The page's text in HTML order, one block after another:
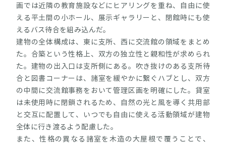
画では近隣の教育施設などにヒアリングを重ね、自由に使
える平土間の小ホール、展示ギャラリーと、閉館時にも使
えるバス待合を組み込んだ。
建物の全体構成は、東に支所、西に交流館の領域をまとめ
た。合築という性格上、双方の独立性と親和性が求められ
た。建物の出入口は支所側にある。吹き抜けのある支所待
合と図書コーナーは、諸室を緩やかに繋ぐハブとし、双方
の中間に交流館事務をおいて管理区画を明確にした。貸室
は未使用時に閉鎖されるため、自然の光と風を導く共用部
と交互に配置して、いつでも自由に使える活動領域が建物
全体に行き渡るよう配慮した。
また、性格の異なる諸室を木造の大屋根で覆うことで、